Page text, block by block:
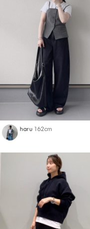
haru 162cm